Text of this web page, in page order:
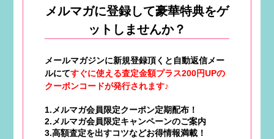
メルマガに登録して豪華特典をゲ
ットしませんか？
メールマガジンに新規登録頂くと自動返信メー
ルにてすぐに使える査定金額プラス200円UPの
クーポンコードが発行されます♪
1.メルマガ会員限定クーポン定期配布！
2.メルマガ会員限定キャンペーンのご案内
3.高額査定を出すコツなどお得情報満載！